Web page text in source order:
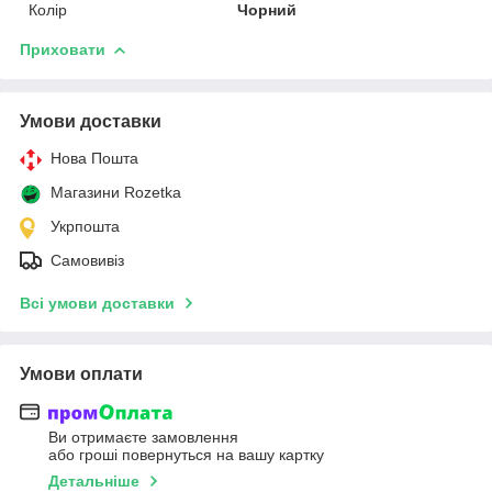
Колір
Чорний
Приховати
Умови доставки
Нова Пошта
Магазини Rozetka
Укрпошта
Самовивіз
Всі умови доставки
Умови оплати
Ви отримаєте замовлення
або гроші повернуться на вашу картку
Детальніше